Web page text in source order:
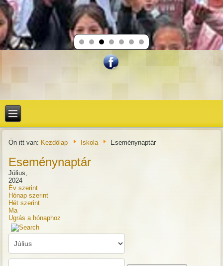
Ön itt van: Kezdőlap Iskola Eseménynaptár
Eseménynaptár
Július,
2024
Év szerint
Hónap szerint
Hét szerint
Ma
Ugrás a hónaphoz